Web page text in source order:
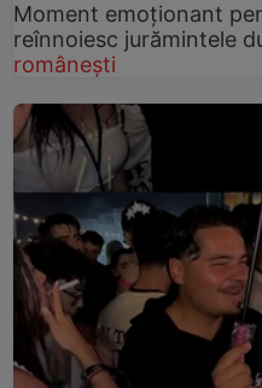
Moment emoționant
reînnoiesc jurămintele
românești